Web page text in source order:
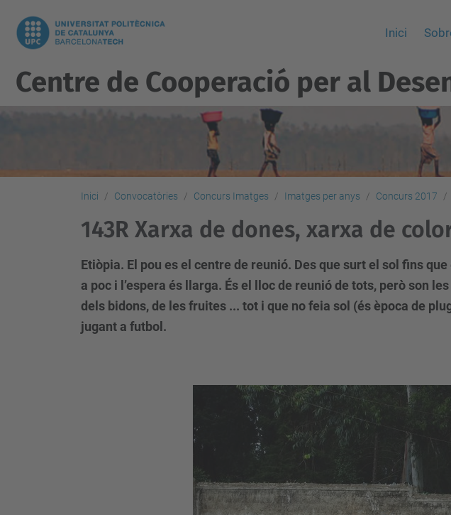
Inici
Centre de Cooperació per al
Inici Convocatòries Concurs Imatges Imatges per anys Concurs 2017
143R Xarxa de dones, xarxa de
Etiòpia. El pou es el centre de reunió. Des que surt el sol fins
a poc i l’espera és llarga. És el lloc de reunió de tots, però son
dels bidons, de les fruites ... tot i que no feia sol (és època de
jugant a futbol.